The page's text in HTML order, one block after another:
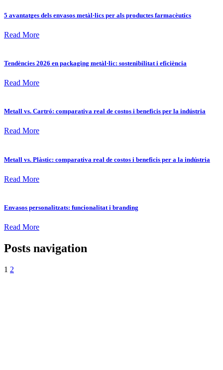
5 avantatges dels envasos metàl·lics per als productes farmacèutics
Read More
Tendències 2026 en packaging metàl·lic: sostenibilitat i eficiència
Read More
Metall vs. Cartró: comparativa real de costos i beneficis per la indústria
Read More
Metall vs. Plàstic: comparativa real de costos i beneficis per a la indústria
Read More
Envasos personalitzats: funcionalitat i branding
Read More
Posts navigation
1 2